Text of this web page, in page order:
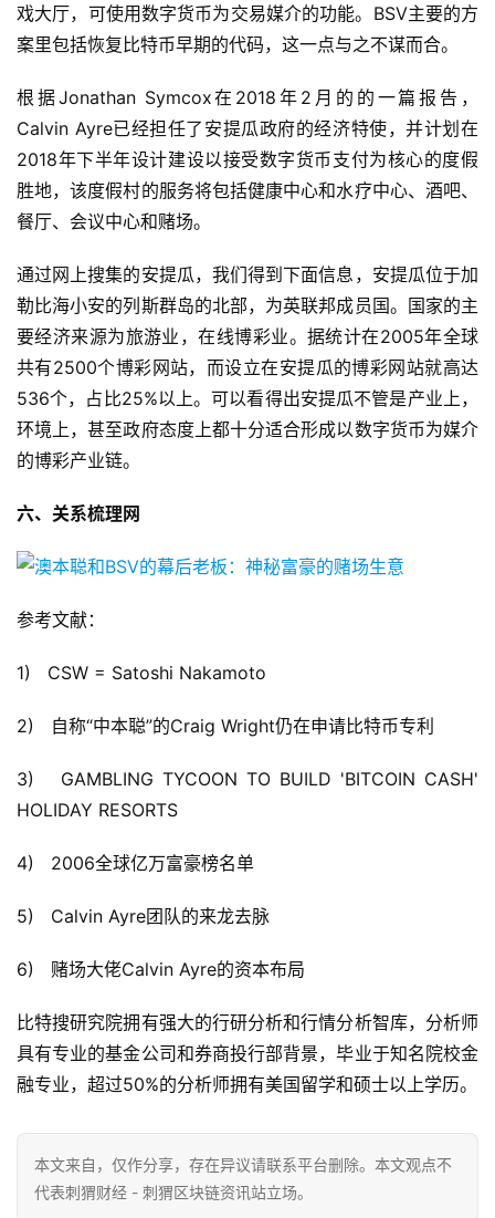
戏大厅，可使用数字货币为交易媒介的功能。BSV主要的方
案里包括恢复比特币早期的代码，这一点与之不谋而合。
根据Jonathan Symcox在2018年2月的的一篇报告，
Calvin Ayre已经担任了安提瓜政府的经济特使，并计划在
2018年下半年设计建设以接受数字货币支付为核心的度假
胜地，该度假村的服务将包括健康中心和水疗中心、酒吧、
餐厅、会议中心和赌场。
通过网上搜集的安提瓜，我们得到下面信息，安提瓜位于加
勒比海小安的列斯群岛的北部，为英联邦成员国。国家的主
要经济来源为旅游业，在线博彩业。据统计在2005年全球
共有2500个博彩网站，而设立在安提瓜的博彩网站就高达
536个，占比25%以上。可以看得出安提瓜不管是产业上，
环境上，甚至政府态度上都十分适合形成以数字货币为媒介
的博彩产业链。
六、关系梳理网
参考文献：
1) CSW = Satoshi Nakamoto
2) 自称“中本聪”的Craig Wright仍在申请比特币专利
3) GAMBLING TYCOON TO BUILD 'BITCOIN CASH'
HOLIDAY RESORTS
4) 2006全球亿万富豪榜名单
5) Calvin Ayre团队的来龙去脉
6) 赌场大佬Calvin Ayre的资本布局
比特搜研究院拥有强大的行研分析和行情分析智库，分析师
具有专业的基金公司和券商投行部背景，毕业于知名院校金
融专业，超过50%的分析师拥有美国留学和硕士以上学历。
本文来自 ，仅作分享，存在异议请联系平台删除。本文观点不
代表刺猬财经 - 刺猬区块链资讯站立场。